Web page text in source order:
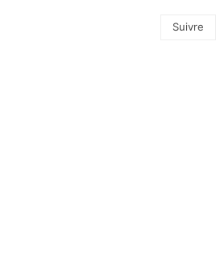
Suivre